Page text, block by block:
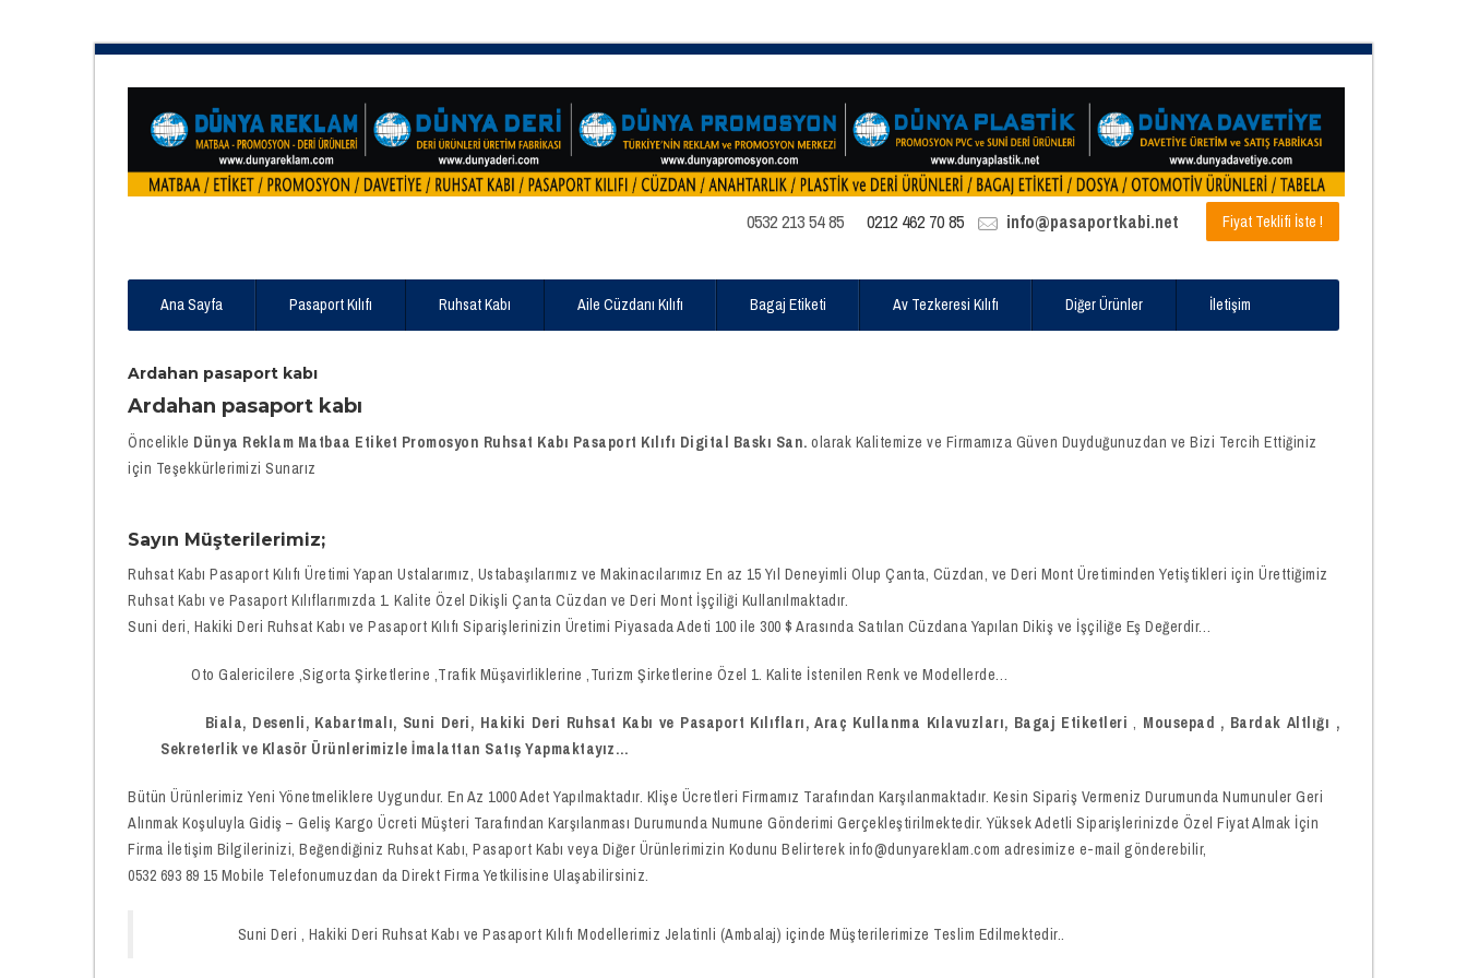
0532 213 54 85 0212 462 70 85 info@pasaportkabi.net Fiyat Teklifi İste !
Ana Sayfa Pasaport Kılıfı Ruhsat Kabı Aile Cüzdanı Kılıfı Bagaj Etiketi Av Tezkeresi Kılıfı Diğer Ürünler İletişim
Ardahan pasaport kabı
Ardahan pasaport kabı
Öncelikle Dünya Reklam Matbaa Etiket Promosyon Ruhsat Kabı Pasaport Kılıfı Digital Baskı San. olarak Kalitemize ve Firmamıza Güven Duyduğunuzdan ve Bizi Tercih Ettiğiniz
için Teşekkürlerimizi Sunarız
Sayın Müşterilerimiz;
Ruhsat Kabı Pasaport Kılıfı Üretimi Yapan Ustalarımız, Ustabaşılarımız ve Makinacılarımız En az 15 Yıl Deneyimli Olup Çanta, Cüzdan, ve Deri Mont Üretiminden Yetiştikleri için Ürettiğimiz
Ruhsat Kabı ve Pasaport Kılıflarımızda 1. Kalite Özel Dikişli Çanta Cüzdan ve Deri Mont İşçiliği Kullanılmaktadır.
Suni deri, Hakiki Deri Ruhsat Kabı ve Pasaport Kılıfı Siparişlerinizin Üretimi Piyasada Adeti 100 ile 300 $ Arasında Satılan Cüzdana Yapılan Dikiş ve İşçiliğe Eş Değerdir…
Oto Galericilere ,Sigorta Şirketlerine ,Trafik Müşavirliklerine ,Turizm Şirketlerine Özel 1. Kalite İstenilen Renk ve Modellerde…
Biala, Desenli, Kabartmalı, Suni Deri, Hakiki Deri Ruhsat Kabı ve Pasaport Kılıfları, Araç Kullanma Kılavuzları, Bagaj Etiketleri, Mousepad , Bardak Altlığı ,
Sekreterlik ve Klasör Ürünlerimizle İmalattan Satış Yapmaktayız…
Bütün Ürünlerimiz Yeni Yönetmeliklere Uygundur. En Az 1000 Adet Yapılmaktadır. Klişe Ücretleri Firmamız Tarafından Karşılanmaktadır. Kesin Sipariş Vermeniz Durumunda Numunuler Geri
Alınmak Koşuluyla Gidiş – Geliş Kargo Ücreti Müşteri Tarafından Karşılanması Durumunda Numune Gönderimi Gerçekleştirilmektedir. Yüksek Adetli Siparişlerinizde Özel Fiyat Almak İçin
Firma İletişim Bilgilerinizi, Beğendiğiniz Ruhsat Kabı, Pasaport Kabı veya Diğer Ürünlerimizin Kodunu Belirterek info@dunyareklam.com adresimize e-mail gönderebilir,
0532 693 89 15 Mobile Telefonumuzdan da Direkt Firma Yetkilisine Ulaşabilirsiniz.
Suni Deri , Hakiki Deri Ruhsat Kabı ve Pasaport Kılıfı Modellerimiz Jelatinli (Ambalaj) içinde Müşterilerimize Teslim Edilmektedir..